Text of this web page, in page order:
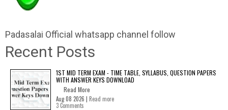
Padasalai Official whatsapp channel follow
Recent Posts
1ST MID TERM EXAM - TIME TABLE, SYLLABUS, QUESTION PAPERS
WITH ANSWER KEYS DOWNLOAD
Read More
Aug 08 2026 | Read more
3 Comments